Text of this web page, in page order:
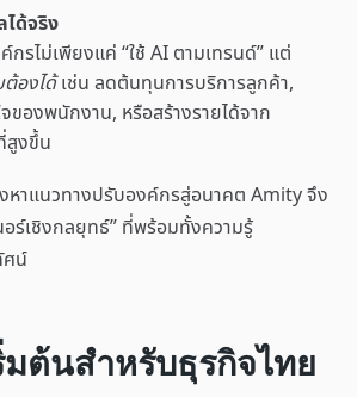
ด้จริง
รไม่เพียงแค่ “ใช้ AI ตามเทรนด์” แต่
องได้เช่น ลดต้นทุนการบริการลูกค้า,
ของพนักงาน, หรือสร้างรายได้จาก
งขึ้น
หาแนวทางปรับองค์กรสู่อนาคต Amity จึง
อร์เชิงกลยุทธ์” ที่พร้อมทั้งความรู้
ศน์
มต้นสำหรับธุรกิจไทย